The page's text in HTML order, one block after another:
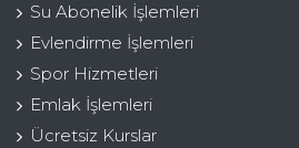
Su Abonelik İşlemleri
Evlendirme İşlemleri
Spor Hizmetleri
Emlak İşlemleri
Ücretsiz Kurslar